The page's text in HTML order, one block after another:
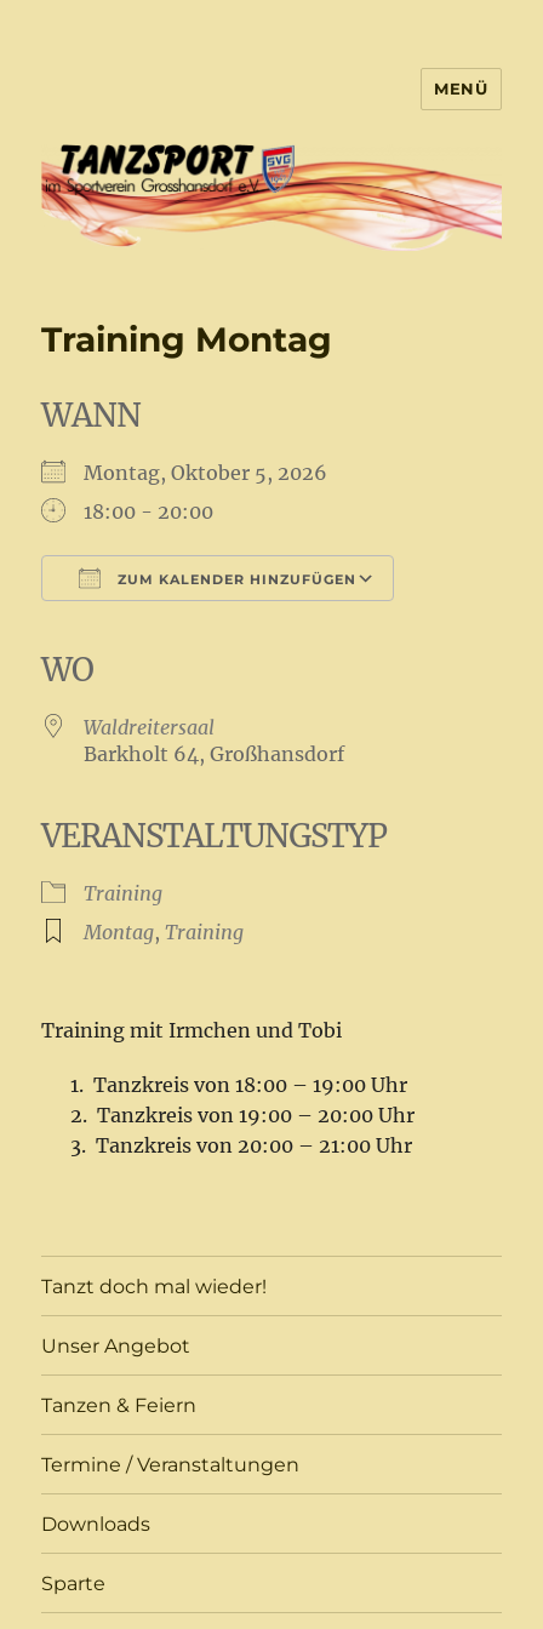
MENÜ
Training Montag
WANN
Montag, Oktober 5, 2026
18:00 - 20:00
ZUM KALENDER HINZUFÜGEN
WO
Waldreitersaal
Barkholt 64, Großhansdorf
VERANSTALTUNGSTYP
Training
Montag,Training
Training mit Irmchen und Tobi
Tanzkreis von 18:00 – 19:00 Uhr
Tanzkreis von 19:00 – 20:00 Uhr
Tanzkreis von 20:00 – 21:00 Uhr
Tanzt doch mal wieder!
Unser Angebot
Tanzen & Feiern
Termine / Veranstaltungen
Downloads
Sparte